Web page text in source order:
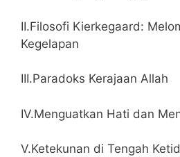
II.Filosofi Kierkegaard:
Kegelapan
III.Paradoks Kerajaan Allah
IV.Menguatkan Hati dan
V.Ketekunan di Tengah